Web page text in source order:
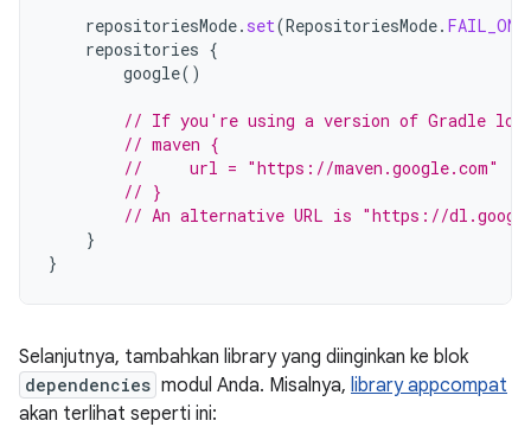
repositoriesMode. set(RepositoriesMode.
repositories {
google()
// If you're using a version of Gradle
// maven {
//     url = "https://maven.google.com"
// }
// An alternative URL is "https://
}
}
Selanjutnya, tambahkan library yang diinginkan ke blok
dependencies modul Anda. Misalnya, library appcompat
akan terlihat seperti ini: